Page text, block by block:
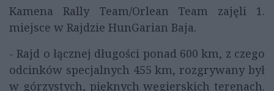
Kamena Rally Team/Orlean Team zajęli 1.
miejsce w Rajdzie HunGarian Baja.
- Rajd o łącznej długości ponad 600 km, z czego
odcinków specjalnych 455 km, rozgrywany był
w górzystych, pięknych węgierskich terenach.